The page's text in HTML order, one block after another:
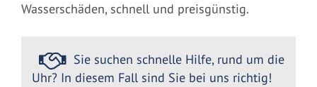
Wasserschäden, schnell und preisgünstig.
Sie suchen schnelle Hilfe, rund um die
Uhr? In diesem Fall sind Sie bei uns richtig!